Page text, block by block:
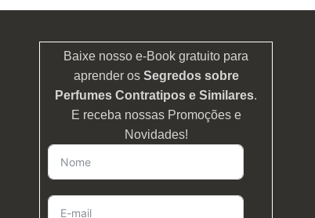
Baixe nosso e-Book gratuito para
aprender os Segredos sobre
Perfumes Contratipos e Similares.
E receba nossas Promoções e
Novidades!